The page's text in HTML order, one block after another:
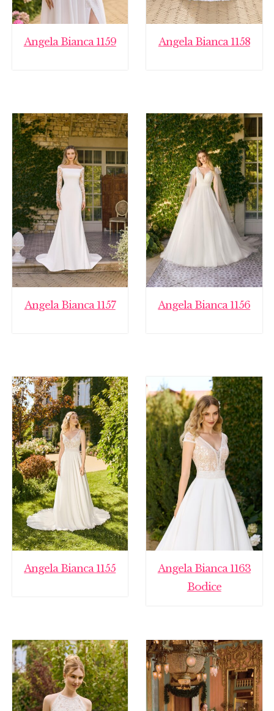
Angela Bianca 1159 Angela Bianca 1158
Angela Bianca 1157 Angela Bianca 1156
Angela Bianca 1155
Angela Bianca 1163
Bodice